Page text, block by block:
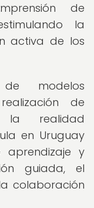
de
la
activa de los
modelos
de
la realidad
en Uruguay
aprendizaje y
guiada, el
colaboración